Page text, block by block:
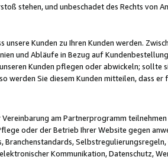
stehen, und unbeschadet des Rechts von
Kunden zu Ihren Kunden werden.
und Abläufe in Bezug auf
Kunden pflegen oder abwickeln; sollte
werden Sie diesem Kunden mitteilen, dass
Vereinbarung am Partnerprogramm
oder der Betrieb Ihrer Website gegen
Branchenstandards,
Kommunikation, Datenschutz,